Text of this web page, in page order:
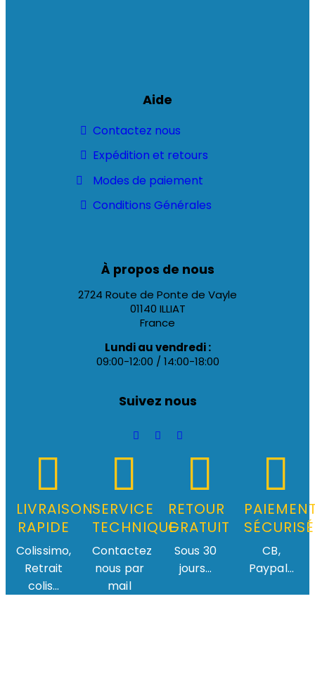
Aide
Contactez nous
Expédition et retours
Modes de paiement
Conditions Générales
À propos de nous
2724 Route de Ponte de Vayle
01140 ILLIAT
France
Lundi au vendredi :
09:00-12:00 / 14:00-18:00
Suivez nous
LIVRAISON
RAPIDE
Colissimo,
Retrait
colis...
SERVICE
TECHNIQUE
Contactez
nous par
mail
RETOUR
GRATUIT
Sous 30
jours...
SÉCURISÉ
CB,
Paypal...